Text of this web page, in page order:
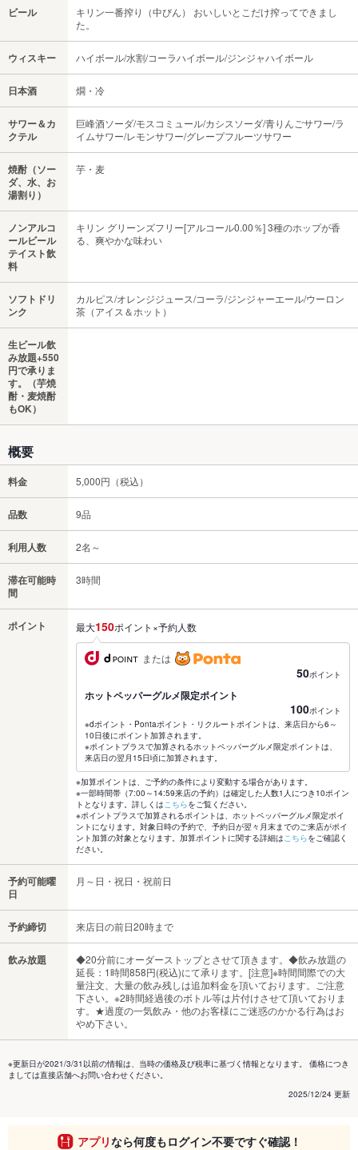
ビール
キリン一番搾り（中びん） おいしいとこだけ搾ってできまし
た。
ウィスキー ハイボール/水割/コーラハイボール/ジンジャハイボール
日本酒 燗・冷
サワー＆カ
クテル
巨峰酒ソーダ/モスコミュール/カシスソーダ/青りんごサワー/ラ
イムサワー/レモンサワー/グレープフルーツサワー
焼酎（ソー
ダ、水、お
湯割り）
芋・麦
ノンアルコ
ールビール
テイスト飲
料
キリン グリーンズフリー[アルコール0.00％] 3種のホップが香
る、爽やかな味わい
ソフトドリ
ンク
カルピス/オレンジジュース/コーラ/ジンジャーエール/ウーロン
茶（アイス＆ホット）
生ビール飲
み放題+550
円で承りま
す。（芋焼
酎・麦焼酎
もOK）
概要
料金 5,000円（税込）
品数 9品
利用人数 2名～
滞在可能時
間
3時間
ポイント 最大150ポイント×予約人数
または
50ポイント
ホットペッパーグルメ限定ポイント
100ポイント
※dポイント・Pontaポイント・リクルートポイントは、来店日から6～
10日後にポイント加算されます。
※ポイントプラスで加算されるホットペッパーグルメ限定ポイントは、
来店日の翌月15日頃に加算されます。
※加算ポイントは、ご予約の条件により変動する場合があります。
※一部時間帯（7:00～14:59来店の予約）は確定した人数1人につき10ポイン
トとなります。詳しくはこちらをご覧ください。
※ポイントプラスで加算されるポイントは、ホットペッパーグルメ限定ポイ
ントになります。対象日時の予約で、予約日が翌々月末までのご来店がポイ
ント加算の対象となります。加算ポイントに関する詳細はこちらをご確認く
ださい。
予約可能曜
日
月～日・祝日・祝前日
予約締切 来店日の前日20時まで
飲み放題
◆20分前にオーダーストップとさせて頂きます。◆飲み放題の
延長：1時間858円(税込)にて承ります。[注意]※時間間際での大
量注文、大量の飲み残しは追加料金を頂いております。ご注意
下さい。※2時間経過後のボトル等は片付けさせて頂いておりま
す。★過度の一気飲み・他のお客様にご迷惑のかかる行為はお
やめ下さい。
※更新日が2021/3/31以前の情報は、当時の価格及び税率に基づく情報となります。 価格につき
ましては直接店舗へお問い合わせください。
2025/12/24 更新
アプリなら何度もログイン不要ですぐ確認！